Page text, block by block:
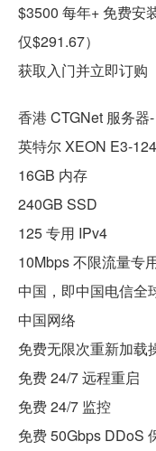
$3500 每年+ 免费安
仅$291.67）
获取入门并立即订购
香港 CTGNet 服务器
英特尔 XEON E3-
16GB 内存
240GB SSD
125 专用 IPv4
10Mbps 不限流量专
中国，即中国电信全
中国网络
免费无限次重新加载
免费 24/7 远程重启
免费 24/7 监控
免费 50Gbps DDoS